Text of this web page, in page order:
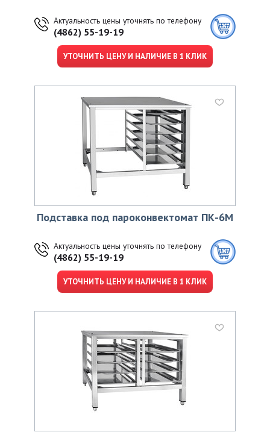
Актуальность цены уточнять по телефону
(4862) 55-19-19
УТОЧНИТЬ ЦЕНУ И НАЛИЧИЕ В 1 КЛИК
Подставка под пароконвектомат ПК-6М
Актуальность цены уточнять по телефону
(4862) 55-19-19
УТОЧНИТЬ ЦЕНУ И НАЛИЧИЕ В 1 КЛИК